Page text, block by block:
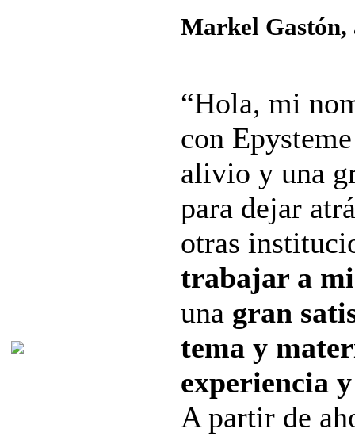
Markel Gastón,
“Hola, mi
con
alivio y una
para dejar
otras
trabajar a
una gran
tema y
experiencia
A partir de